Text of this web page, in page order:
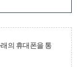
의 휴대폰을 통